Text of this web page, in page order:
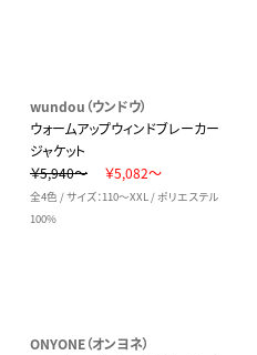
wundou（ウンドウ）
ウォームアップウィンドブレーカー
ジャケット
￥5,940～
￥5,082～
全4色 / サイズ：110～XXL / ポリエステル
100%
ONYONE（オンヨネ）